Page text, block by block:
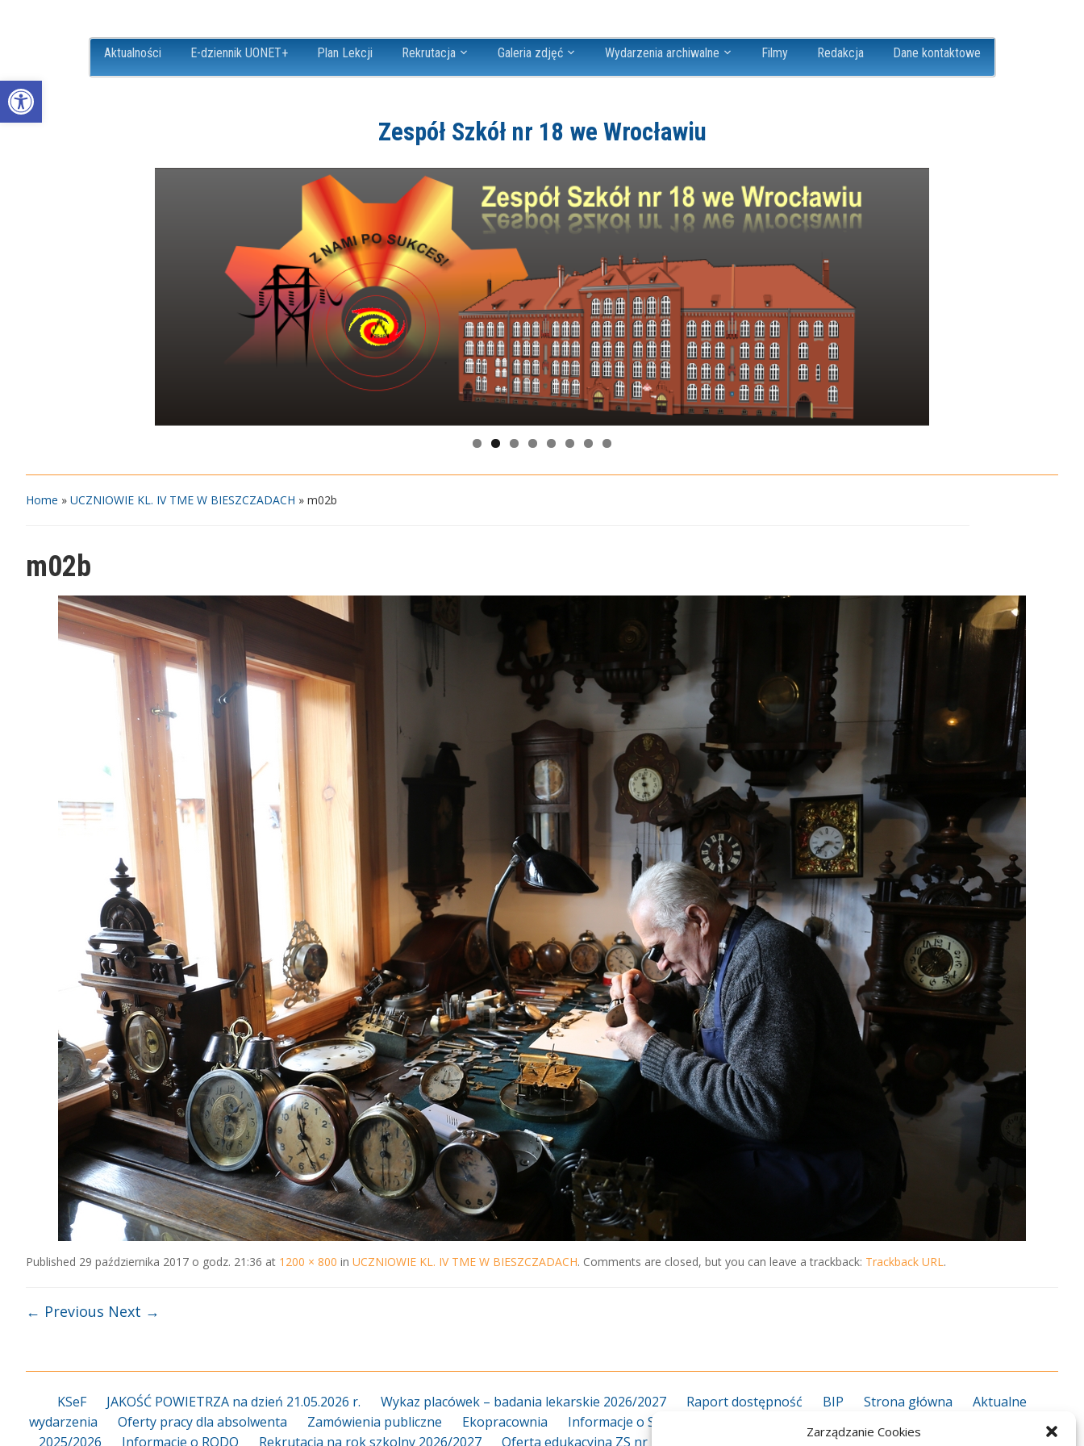
Open toolbar
Zarządzanie Cookies
Aktualności E-dziennik UONET+ Plan Lekcji Rekrutacja Galeria zdjęć Wydarzenia archiwalne Filmy Redakcja Dane kontaktowe
Zespół Szkół nr 18 we Wrocławiu
Home » UCZNIOWIE KL. IV TME W BIESZCZADACH » m02b
m02b
Published 29 października 2017 o godz. 21:36 at 1200 × 800 in UCZNIOWIE KL. IV TME W BIESZCZADACH. Comments are closed, but you can leave a trackback: Trackback URL.
← Previous Next →
KSeF JAKOŚĆ POWIETRZA na dzień 21.05.2026 r. Wykaz placówek – badania lekarskie 2026/2027 Raport dostępność BIP Strona główna
Aktualne
wydarzenia
Oferty pracy dla absolwenta Zamówienia publiczne Ekopracownia Informacje o Szkole
Kalendarz roku szkolnego
2025/2026
Informacje o RODO Rekrutacja na rok szkolny 2026/2027 Oferta edukacyjna ZS nr 18 2026/2027 Kierunki kształcenia 2026/2027